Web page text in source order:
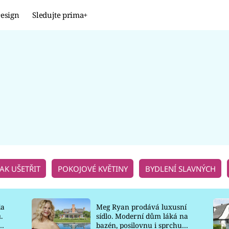
Sledujte prima+
UŠETŘIT POKOJOVÉ KVĚTINY BYDLENÍ SLAVNÝCH
Meg Ryan prodává luxusní
sídlo. Moderní dům láká na
bazén, posilovnu i sprchu